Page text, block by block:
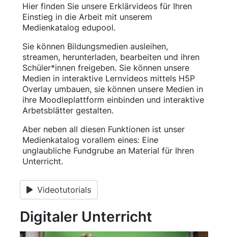
Hier finden Sie unsere Erklärvideos für Ihren
Einstieg in die Arbeit mit unserem
Medienkatalog edupool.
Sie können Bildungsmedien ausleihen,
streamen, herunterladen, bearbeiten und ihren
Schüler*innen freigeben. Sie können unsere
Medien in interaktive Lernvideos mittels H5P
Overlay umbauen, sie können unsere Medien in
ihre Moodleplattform einbinden und interaktive
Arbetsblätter gestalten.
Aber neben all diesen Funktionen ist unser
Medienkatalog vorallem eines: Eine
unglaubliche Fundgrube an Material für Ihren
Unterricht.
Videotutorials
Digitaler Unterricht